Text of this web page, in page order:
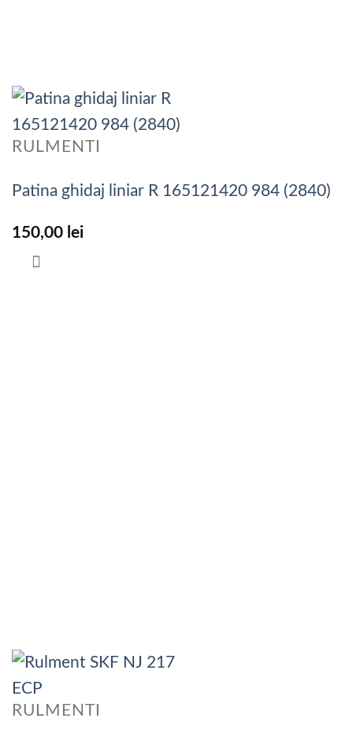
RULMENTI
Patina ghidaj liniar R 165121420 984 (2840)
150,00 lei
RULMENTI